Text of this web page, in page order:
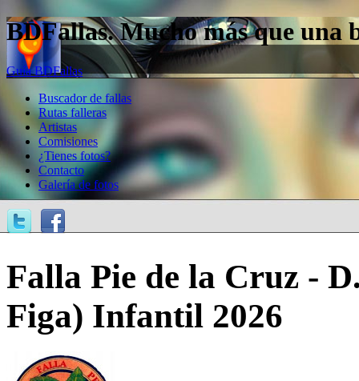
BDFallas. Mucho más que una
Guía BDFallas
Buscador de fallas
Rutas falleras
Artistas
Comisiones
¿Tienes fotos?
Contacto
Galería de fotos
Falla Pie de la Cruz -
Figa) Infantil 2026